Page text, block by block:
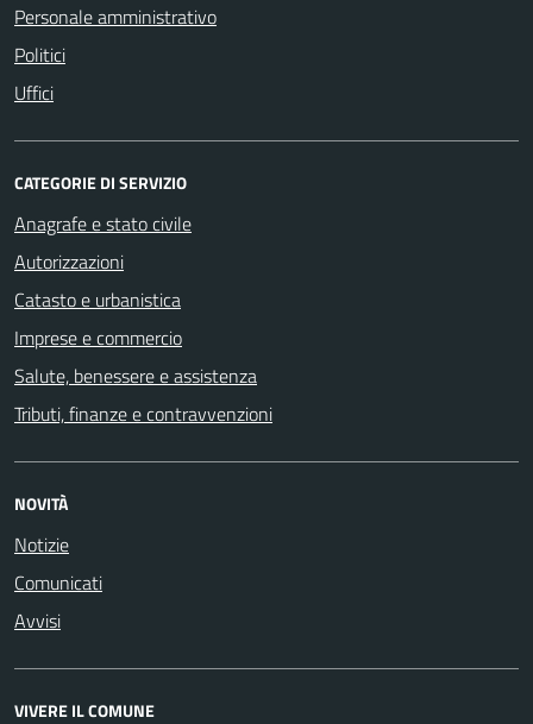
Personale amministrativo
Politici
Uffici
CATEGORIE DI SERVIZIO
Anagrafe e stato civile
Autorizzazioni
Catasto e urbanistica
Imprese e commercio
Salute, benessere e assistenza
Tributi, finanze e contravvenzioni
NOVITÀ
Notizie
Comunicati
Avvisi
VIVERE IL COMUNE